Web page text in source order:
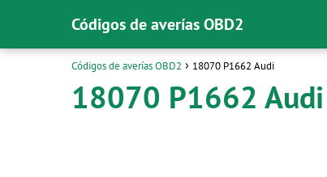
Códigos de averías OBD2
Códigos de averías OBD2 18070 P1662 Audi
18070 P1662 Audi